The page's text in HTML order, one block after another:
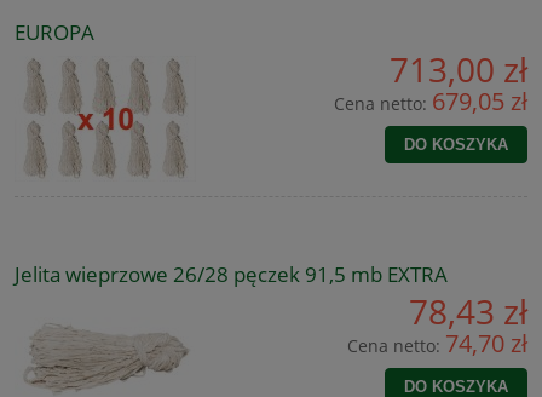
EUROPA
713,00 zł
Cena netto: 679,05 zł
DO KOSZYKA
Jelita wieprzowe 26/28 pęczek 91,5 mb EXTRA
78,43 zł
Cena netto: 74,70 zł
DO KOSZYKA